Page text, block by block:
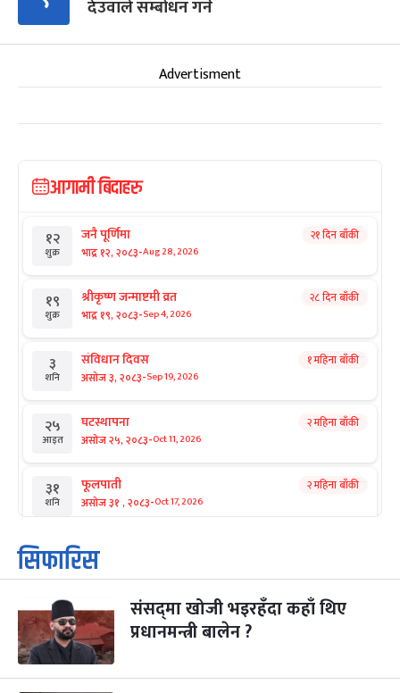
देउवाले सम्बोधन गर्ने
Advertisment
आगामी बिदाहरु
१२
शुक्र
जनै पूर्णिमा
भाद्र १२, २०८३-Aug 28, 2026
२१ दिन बाँकी
१९
शुक्र
श्रीकृष्ण जन्माष्टमी व्रत
भाद्र १९, २०८३-Sep 4, 2026
२८ दिन बाँकी
३
शनि
संविधान दिवस
असोज ३, २०८३-Sep 19, 2026
१ महिना बाँकी
२५
आइत
घटस्थापना
असोज २५, २०८३-Oct 11, 2026
२ महिना बाँकी
३१
शनि
फूलपाती
असोज ३१ , २०८३-Oct 17, 2026
२ महिना बाँकी
१
आइत
कार्तिक सङ्क्रान्ति
कार्तिक १, २०८३
३
मंगल
महानवमी
कार्तिक ३, २०८३-Oct 20, 2026
२ महिना बाँकी
४
सिफारिस
संसद्‌मा खोजी भइरहँदा कहाँ थिए
प्रधानमन्त्री बालेन ?